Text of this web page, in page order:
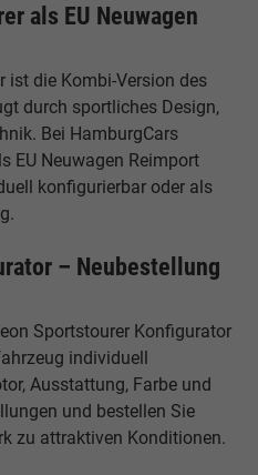
als EU Neuwagen
ist die Kombi-Version des
durch sportliches Design,
Bei HamburgCars
EU Neuwagen Reimport
konfigurierbar oder als
– Neubestellung
Sportstourer Konfigurator
individuell
Ausstattung, Farbe und
und bestellen Sie
zu attraktiven Konditionen.